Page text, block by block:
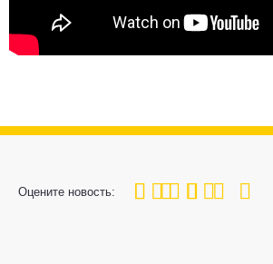
Оцените новость:
100
1 3 4 5